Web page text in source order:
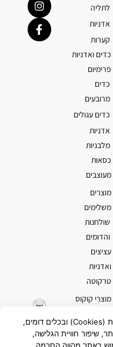
לתליה
אדניות
קערות
כדים ואדניות
פרימיום
כדים
מרובעים
כדים עגולים
אדניות
מלבניות
כסאות
מעוצבים
מוצרים
משלימים
שולחנות
והדומים
עציצים
ואדניות
טרקוטה
מוצרי קוקוס
לידיעתך: באתר זה נעשה שימוש בקבצי עוגיות (Cookies) ובכלים דומים,
שיפור חוויית הגלישה,